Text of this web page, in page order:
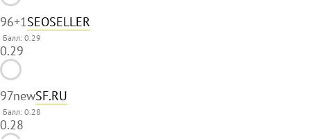
96+1 SEOSELLER
Балл: 0.29
0.29
97newSF.RU
Балл: 0.28
0.28